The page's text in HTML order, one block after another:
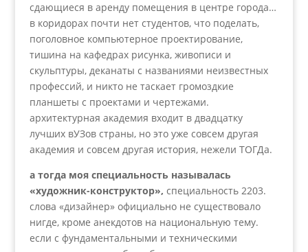
сдающиеся в аренду помещения в центре города…
в коридорах почти нет студентов, что поделать,
поголовное компьютерное проектирование,
тишина на кафедрах рисунка, живописи и
скульптуры, деканаты с названиями неизвестных
профессий, и никто не таскает громоздкие
планшеты с проектами и чертежами.
архитектурная академия входит в двадцатку
лучших вУЗов страны, но это уже совсем другая
академия и совсем другая история, нежели ТОГДа.
а тогда моя специальность называлась
«художник-конструктор», специальность 2203.
слова «дизайнер» официально не существовало
нигде, кроме анекдотов на национальную тему.
если с фундаментальными и техническими